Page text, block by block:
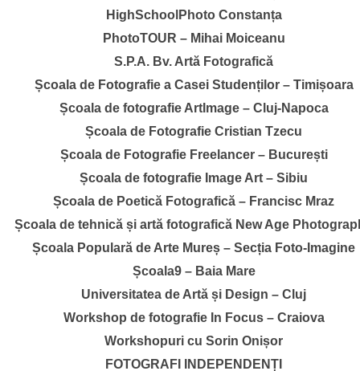
HighSchoolPhoto Constanța
PhotoTOUR – Mihai Moiceanu
S.P.A. Bv. Artă Fotografică
Școala de Fotografie a Casei Studenților – Timișoara
Școala de fotografie ArtImage – Cluj-Napoca
Școala de Fotografie Cristian Tzecu
Școala de Fotografie Freelancer – București
Școala de fotografie Image Art – Sibiu
Școala de Poetică Fotografică – Francisc Mraz
Școala de tehnică și artă fotografică New Age
Școala Populară de Arte Mureș – Secția Foto-Imagine
Școala9 – Baia Mare
Universitatea de Artă și Design – Cluj
Workshop de fotografie In Focus – Craiova
Workshopuri cu Sorin Onișor
FOTOGRAFI INDEPENDENȚI